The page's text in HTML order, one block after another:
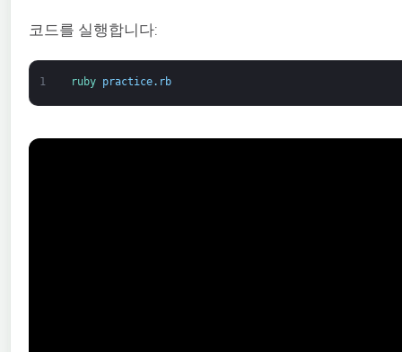
코드를 실행합니다:
1 ruby practice. rb